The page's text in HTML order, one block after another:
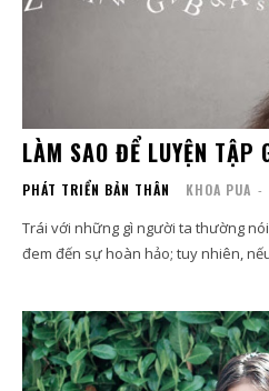
LÀM SAO ĐỂ LUYỆN TẬP
PHÁT TRIỂN BẢN THÂN KHOA PUA -
Trái với những gì người ta thường
đem đến sự hoàn hảo; tuy nhiên,